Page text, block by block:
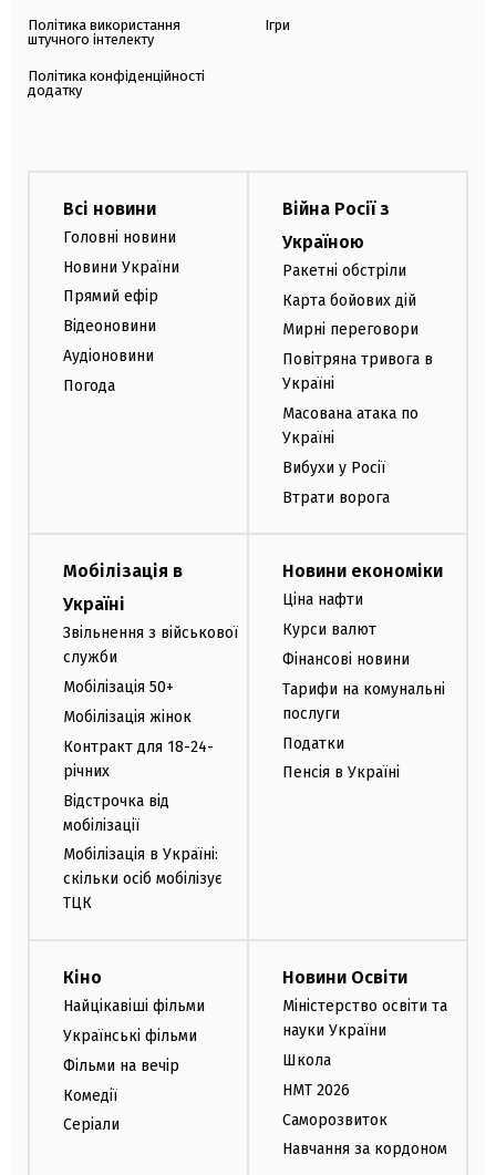
Політика використання
штучного інтелекту
Політика конфіденційності
додатку
Ігри
Всі новини
Головні новини
Новини України
Прямий ефір
Відеоновини
Аудіоновини
Погода
Війна Росії з
Україною
Ракетні обстріли
Карта бойових дій
Мирні переговори
Повітряна тривога в
Україні
Масована атака по
Україні
Вибухи у Росії
Втрати ворога
Мобілізація в
Україні
Звільнення з військової
служби
Мобілізація 50+
Мобілізація жінок
Контракт для 18-24-
річних
Відстрочка від
мобілізації
Мобілізація в Україні:
скільки осіб мобілізує
ТЦК
Новини економіки
Ціна нафти
Курси валют
Фінансові новини
Тарифи на комунальні
послуги
Податки
Пенсія в Україні
Кіно
Найцікавіші фільми
Українські фільми
Фільми на вечір
Комедії
Серіали
Новини Освіти
Міністерство освіти та
науки України
Школа
НМТ 2026
Саморозвиток
Навчання за кордоном